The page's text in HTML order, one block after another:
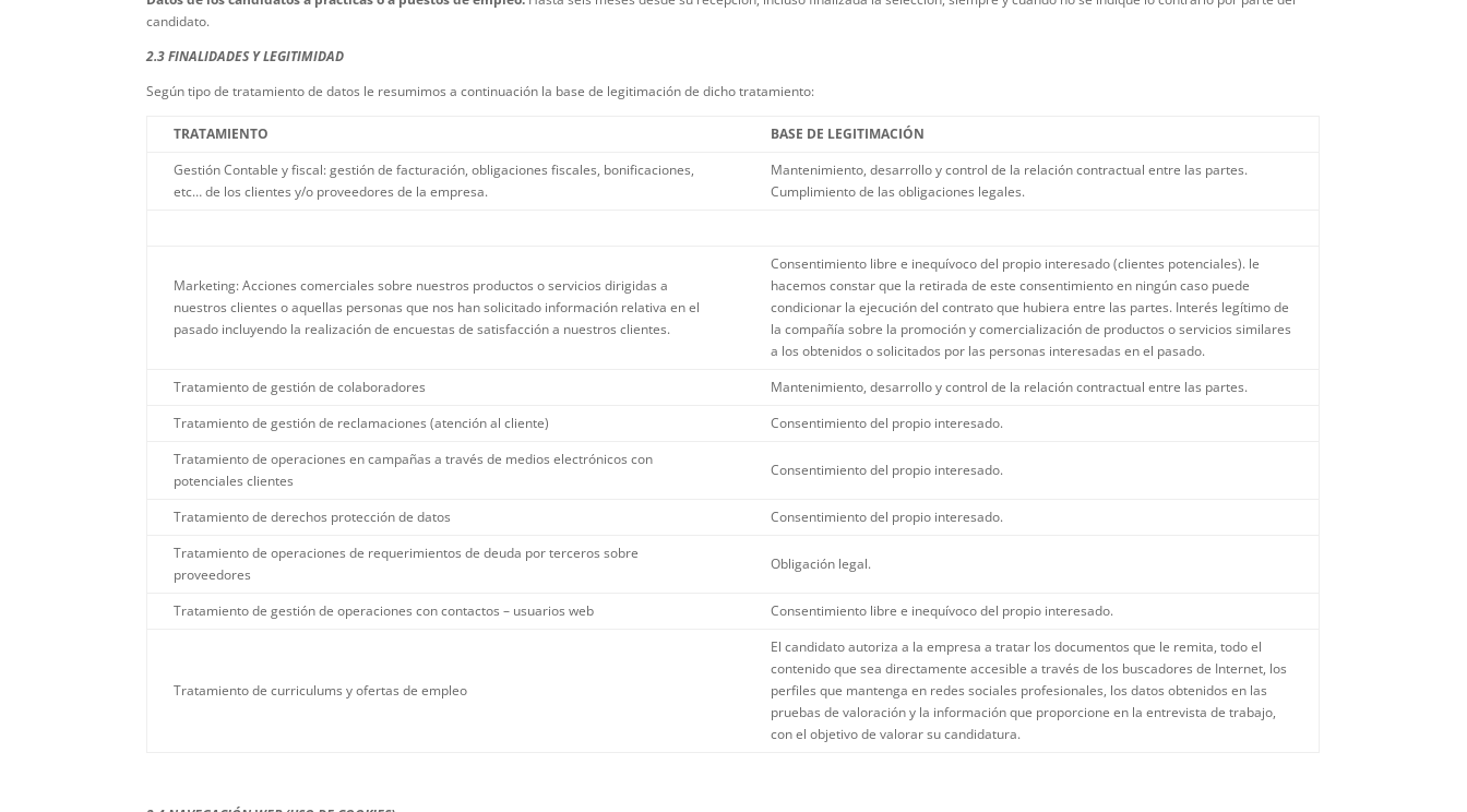
candidato.
2.3 FINALIDADES Y LEGITIMIDAD
Según tipo de tratamiento de datos le resumimos a continuación la base de legitimación de dicho tratamiento:
TRATAMIENTO
BASE DE LEGITIMACIÓN
Gestión Contable y fiscal: gestión de facturación, obligaciones fiscales, bonificaciones,
etc… de los clientes y/o proveedores de la empresa.
Mantenimiento, desarrollo y control de la relación contractual entre las partes.
Cumplimiento de las obligaciones legales.
Marketing: Acciones comerciales sobre nuestros productos o servicios dirigidas a
nuestros clientes o aquellas personas que nos han solicitado información relativa en el
pasado incluyendo la realización de encuestas de satisfacción a nuestros clientes.
Consentimiento libre e inequívoco del propio interesado (clientes potenciales). le
hacemos constar que la retirada de este consentimiento en ningún caso puede
condicionar la ejecución del contrato que hubiera entre las partes. Interés legítimo de
la compañía sobre la promoción y comercialización de productos o servicios similares
a los obtenidos o solicitados por las personas interesadas en el pasado.
Tratamiento de gestión de colaboradores
Mantenimiento, desarrollo y control de la relación contractual entre las partes.
Tratamiento de gestión de reclamaciones (atención al cliente)
Consentimiento del propio interesado.
Tratamiento de operaciones en campañas a través de medios electrónicos con
potenciales clientes
Consentimiento del propio interesado.
Tratamiento de derechos protección de datos
Consentimiento del propio interesado.
Tratamiento de operaciones de requerimientos de deuda por terceros sobre
proveedores
Obligación legal.
Tratamiento de gestión de operaciones con contactos – usuarios web Consentimiento libre e inequívoco del propio interesado.
Tratamiento de curriculums y ofertas de empleo
El candidato autoriza a la empresa a tratar los documentos que le remita, todo el
contenido que sea directamente accesible a través de los buscadores de Internet, los
perfiles que mantenga en redes sociales profesionales, los datos obtenidos en las
pruebas de valoración y la información que proporcione en la entrevista de trabajo,
con el objetivo de valorar su candidatura.